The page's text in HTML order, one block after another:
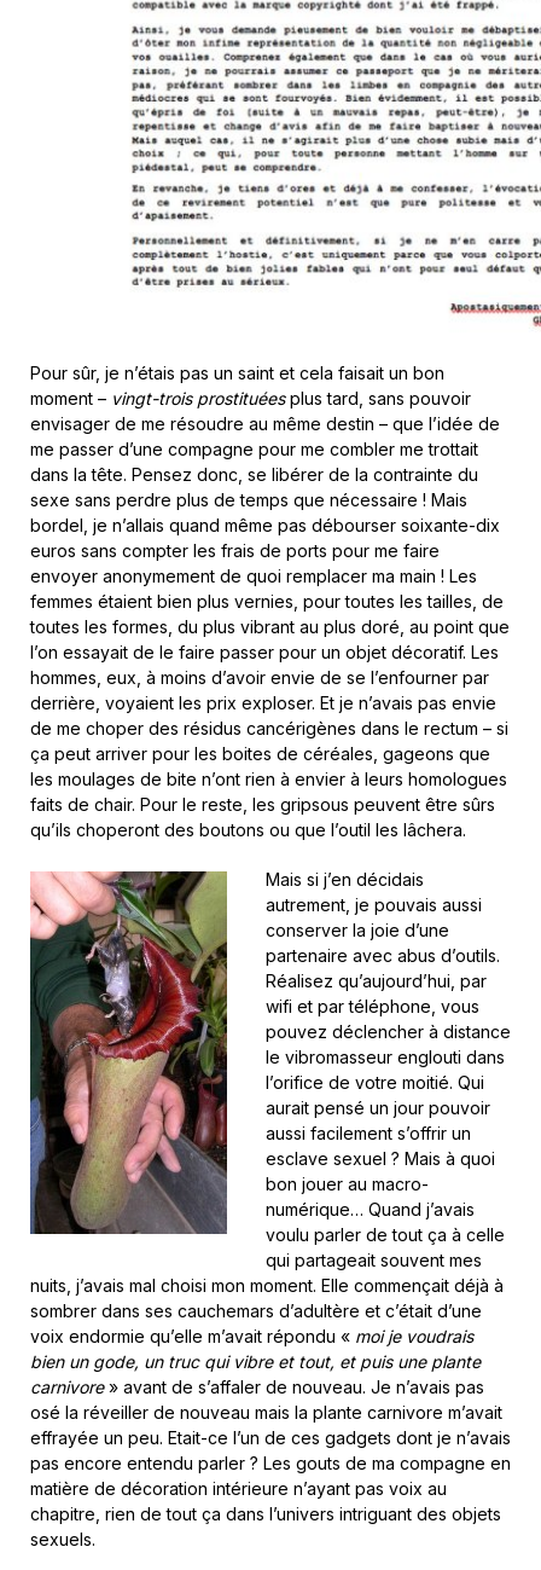
Pour sûr, je n’étais pas un saint et cela faisait un bon
moment – vingt-trois prostituéesplus tard, sans pouvoir
envisager de me résoudre au même destin – que l’idée de
me passer d’une compagne pour me combler me trottait
dans la tête. Pensez donc, se libérer de la contrainte du
sexe sans perdre plus de temps que nécessaire ! Mais
bordel, je n’allais quand même pas débourser soixante-dix
euros sans compter les frais de ports pour me faire
envoyer anonymement de quoi remplacer ma main ! Les
femmes étaient bien plus vernies, pour toutes les tailles, de
toutes les formes, du plus vibrant au plus doré, au point que
l’on essayait de le faire passer pour un objet décoratif. Les
hommes, eux, à moins d’avoir envie de se l’enfourner par
derrière, voyaient les prix exploser. Et je n’avais pas envie
de me choper des résidus cancérigènes dans le rectum – si
ça peut arriver pour les boites de céréales, gageons que
les moulages de bite n’ont rien à envier à leurs homologues
faits de chair. Pour le reste, les gripsous peuvent être sûrs
qu’ils choperont des boutons ou que l’outil les lâchera.
Mais si j’en décidais
autrement, je pouvais aussi
conserver la joie d’une
partenaire avec abus d’outils.
Réalisez qu’aujourd’hui, par
wifi et par téléphone, vous
pouvez déclencher à distance
le vibromasseur englouti dans
l’orifice de votre moitié. Qui
aurait pensé un jour pouvoir
aussi facilement s’offrir un
esclave sexuel ? Mais à quoi
bon jouer au macro-
numérique… Quand j’avais
voulu parler de tout ça à celle
qui partageait souvent mes
nuits, j’avais mal choisi mon moment. Elle commençait déjà à
sombrer dans ses cauchemars d’adultère et c’était d’une
voix endormie qu’elle m’avait répondu « moi je voudrais
bien un gode, un truc qui vibre et tout, et puis une plante
carnivore» avant de s’affaler de nouveau. Je n’avais pas
osé la réveiller de nouveau mais la plante carnivore m’avait
effrayée un peu. Etait-ce l’un de ces gadgets dont je n’avais
pas encore entendu parler ? Les gouts de ma compagne en
matière de décoration intérieure n’ayant pas voix au
chapitre, rien de tout ça dans l’univers intriguant des objets
sexuels.